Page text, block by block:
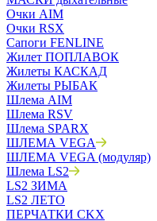
Очки AIM
Очки RSX
Сапоги FENLINE
Жилет ПОПЛАВОК
Жилеты КАСКАД
Жилеты РЫБАК
Шлема AIM
Шлема RSV
Шлема SPARX
ШЛЕМА VEGA
ШЛЕМА VEGA (модуляр)
Шлема LS2
LS2 ЗИМА
LS2 ЛЕТО
ПЕРЧАТКИ CKX